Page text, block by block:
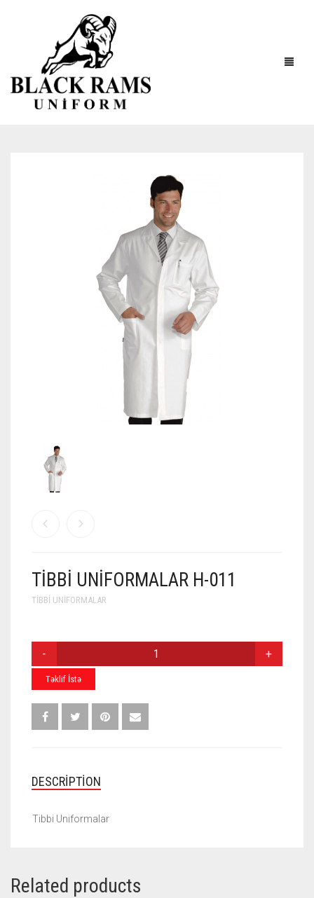
TIBBI UNIFORMALAR H-011
TIBBI UNIFORMALAR
Təklif İstə
DESCRIPTION
Tibbi Uniformalar
Related products